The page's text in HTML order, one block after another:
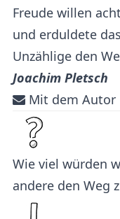
Freude willen
und erduldete
Unzählige den
Joachim Pletsch
Mit dem Autor
Wie viel würden
andere den Weg